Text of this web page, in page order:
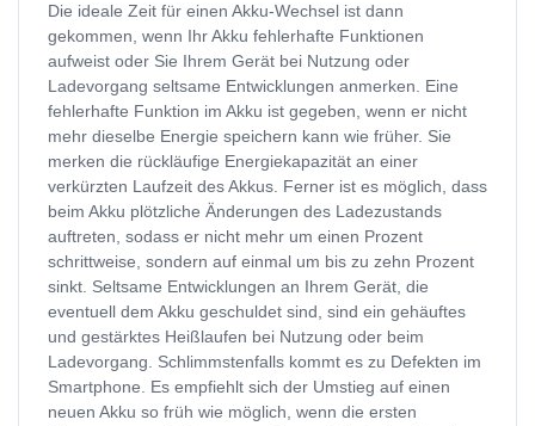
Die ideale Zeit für einen Akku-Wechsel ist dann
gekommen, wenn Ihr Akku fehlerhafte Funktionen
aufweist oder Sie Ihrem Gerät bei Nutzung oder
Ladevorgang seltsame Entwicklungen anmerken. Eine
fehlerhafte Funktion im Akku ist gegeben, wenn er nicht
mehr dieselbe Energie speichern kann wie früher. Sie
merken die rückläufige Energiekapazität an einer
verkürzten Laufzeit des Akkus. Ferner ist es möglich, dass
beim Akku plötzliche Änderungen des Ladezustands
auftreten, sodass er nicht mehr um einen Prozent
schrittweise, sondern auf einmal um bis zu zehn Prozent
sinkt. Seltsame Entwicklungen an Ihrem Gerät, die
eventuell dem Akku geschuldet sind, sind ein gehäuftes
und gestärktes Heißlaufen bei Nutzung oder beim
Ladevorgang. Schlimmstenfalls kommt es zu Defekten im
Smartphone. Es empfiehlt sich der Umstieg auf einen
neuen Akku so früh wie möglich, wenn die ersten